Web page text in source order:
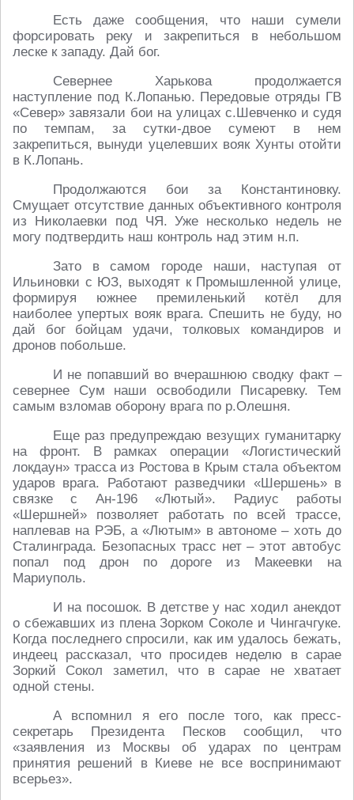
Есть даже сообщения, что наши сумели
форсировать реку и закрепиться в небольшом
леске к западу. Дай бог.
Севернее Харькова продолжается
наступление под К.Лопанью. Передовые отряды ГВ
«Север» завязали бои на улицах с.Шевченко и судя
по темпам, за сутки-двое сумеют в нем
закрепиться, вынуди уцелевших вояк Хунты отойти
в К.Лопань.
Продолжаются бои за Константиновку.
Смущает отсутствие данных объективного контроля
из Николаевки под ЧЯ. Уже несколько недель не
могу подтвердить наш контроль над этим н.п.
Зато в самом городе наши, наступая от
Ильиновки с ЮЗ, выходят к Промышленной улице,
формируя южнее премиленький котёл для
наиболее упертых вояк врага. Спешить не буду, но
дай бог бойцам удачи, толковых командиров и
дронов побольше.
И не попавший во вчерашнюю сводку факт –
севернее Сум наши освободили Писаревку. Тем
самым взломав оборону врага по р.Олешня.
Еще раз предупреждаю везущих гуманитарку
на фронт. В рамках операции «Логистический
локдаун» трасса из Ростова в Крым стала объектом
ударов врага. Работают разведчики «Шершень» в
связке с Ан-196 «Лютый». Радиус работы
«Шершней» позволяет работать по всей трассе,
наплевав на РЭБ, а «Лютым» в автономе – хоть до
Сталинграда. Безопасных трасс нет – этот автобус
попал под дрон по дороге из Макеевки на
Мариуполь.
И на посошок. В детстве у нас ходил анекдот
о сбежавших из плена Зорком Соколе и Чингачгуке.
Когда последнего спросили, как им удалось бежать,
индеец рассказал, что просидев неделю в сарае
Зоркий Сокол заметил, что в сарае не хватает
одной стены.
А вспомнил я его после того, как пресс-
секретарь Президента Песков сообщил, что
«заявления из Москвы об ударах по центрам
принятия решений в Киеве не все воспринимают
всерьез».